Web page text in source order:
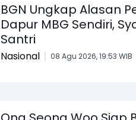
BGN Ungkap Alasan
Dapur MBG Sendiri,
Santri
Nasional 08 Agu 2026, 19:53 WIB